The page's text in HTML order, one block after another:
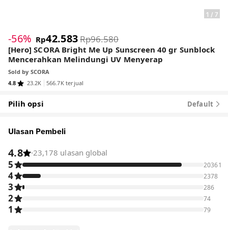
1 / 7
-56% Rp42.583Rp96.580
[Hero] SCORA Bright Me Up Sunscreen 40 gr Sunblock
Mencerahkan Melindungi UV Menyerap
Sold bySCORA
4.8
23.2K 566.7K terjual
Pilih opsi Default
Ulasan Pembeli
4.8 ·23,178 ulasan global
5 20361
4 2378
3 286
2 74
1 79